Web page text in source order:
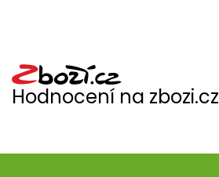
Hodnocení na zbozi.cz